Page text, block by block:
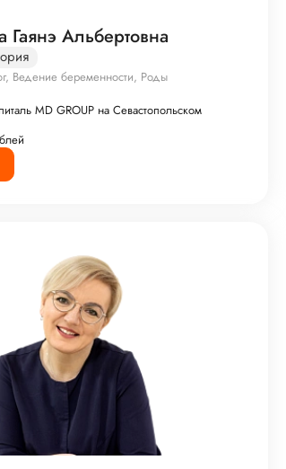
Гаянэ Альбертовна
Ведение беременности, Роды
MD GROUP на Севастопольском